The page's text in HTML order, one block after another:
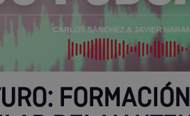
FORMACIÓN